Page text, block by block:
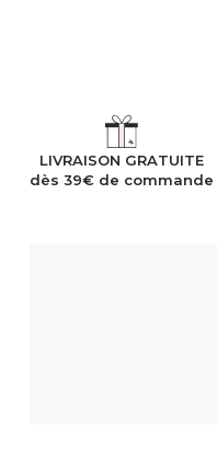
LIVRAISON GRATUITE
dès 39€ de commande